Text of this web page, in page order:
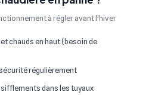
à régler avant l'hiver
chauds en haut (besoin de
régulièrement
dans les tuyaux